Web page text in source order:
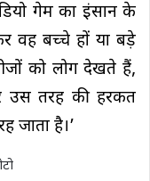
गेम का इंसान के
वह बच्चे हों या बड़े
को लोग देखते हैं,
उस तरह की हरकत
जाता है।’